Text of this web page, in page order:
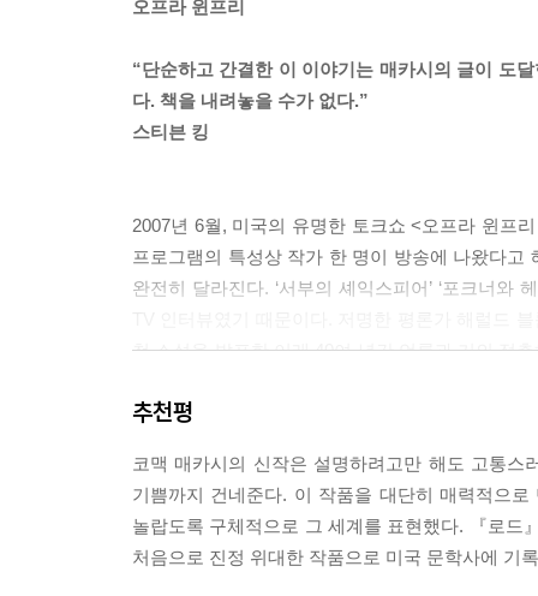
오프라 윈프리
“단순하고 간결한 이 이야기는 매카시의 글이 도
다. 책을 내려놓을 수가 없다.”
스티븐 킹
2007년 6월, 미국의 유명한 토크쇼 <오프라 윈프
프로그램의 특성상 작가 한 명이 방송에 나왔다고
완전히 달라진다. ‘서부의 셰익스피어’ ‘포크너
첫 소설을 발표한 이래 40여 년간 언론과 거의 접
쏟아내고 오프라 윈프리에 대한 시샘 어린 인터뷰
거장의 귀환…
매카시를 모른다면 미국 현대문학을 논하지 말라!
추천평
코맥 매카시의 신작은 설명하려고만 해도 고통
기쁨까지 건네준다. 이 작품을 대단히 매력적으
놀랍도록 구체적으로 그 세계를 표현했다. 『로드
처음으로 진정 위대한 작품으로 미국 문학사에 기